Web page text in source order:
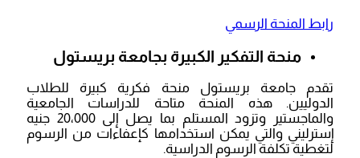
رابط المنحة الرسمي
منحة التفكير الكبيرة بجامعة بريستول
تقدم جامعة بريستول منحة فكرية كبيرة للطلاب
الدوليين. هذه المنحة متاحة للدراسات الجامعية
والماجستير وتزود المستلم بما يصل إلى 20،000 جنيه
إسترليني والتي يمكن استخدامها كإعفاءات من الرسوم
لتغطية تكلفة الرسوم الدراسية.